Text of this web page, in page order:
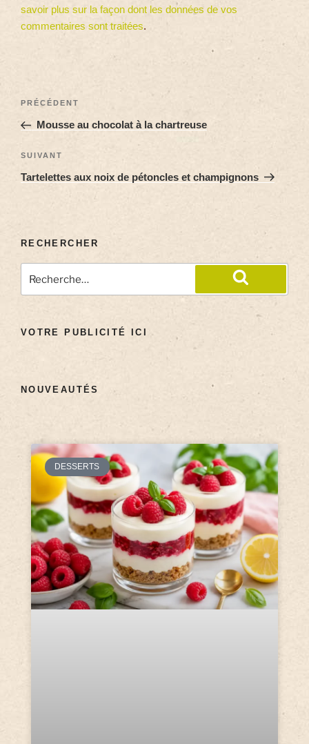
savoir plus sur la façon dont les données de vos
commentaires sont traitées.
PRÉCÉDENT
Mousse au chocolat à la chartreuse
SUIVANT
Tartelettes aux noix de pétoncles et champignons
RECHERCHER
VOTRE PUBLICITÉ ICI
NOUVEAUTÉS
DESSERTS